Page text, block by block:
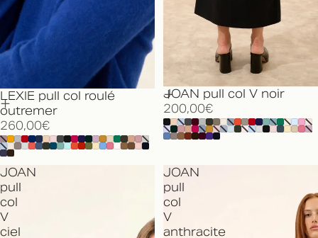
LEXIE pull col roulé
outremer
260,00€
JOAN pull col V noir
200,00€
JOAN
pull
col
V
ciel
JOAN
pull
col
V
anthracite